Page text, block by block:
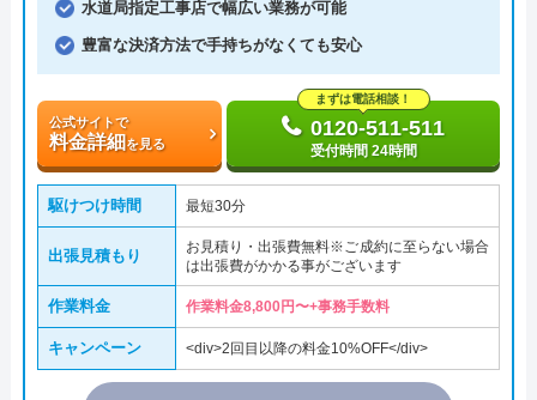
水道局指定工事店で幅広い業務が可能
豊富な決済方法で手持ちがなくても安心
公式サイトで
料金詳細を見る
まずは電話相談！
0120-511-511
受付時間 24時間
駆けつけ時間 最短30分
出張見積もり
お見積り・出張費無料※ご成約に至らない場合
は出張費がかかる事がございます
作業料金 作業料金8,800円〜+事務手数料
キャンペーン <div>2回目以降の料金10%OFF</div>